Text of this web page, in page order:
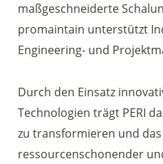
maßgeschneiderte
promaintain unterstützt
Engineering- und
Durch den Einsatz
Technologien trägt PERI
zu transformieren und das
ressourcenschonender